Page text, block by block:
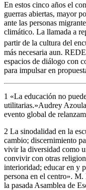
En estos cinco años el
guerras abiertas, mayor
ante las personas
climático. La llamada a
partir de la cultura del
más necesaria aun.
espacios de diálogo con
para impulsar en
1 «La educación no
utilitarias.»Audrey
evento global de
2 La sinodalidad en la
cambio; discernimiento
vivir la diversidad como
convivir con otras
interioridad; educar en y
persona en el centro».
la pasada Asamblea de